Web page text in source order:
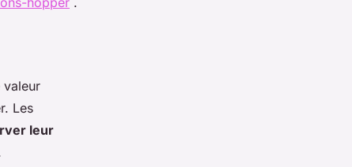
valeur
Les
leur